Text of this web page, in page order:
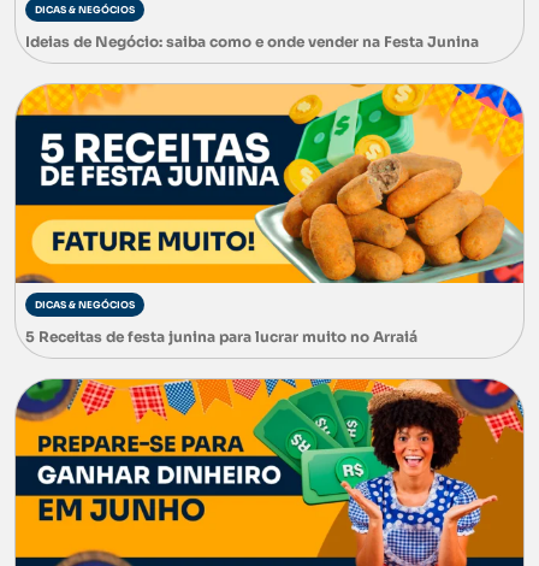
DICAS & NEGÓCIOS
Ideias de Negócio: saiba como e onde vender na Festa Junina
DICAS & NEGÓCIOS
5 Receitas de festa junina para lucrar muito no Arraiá